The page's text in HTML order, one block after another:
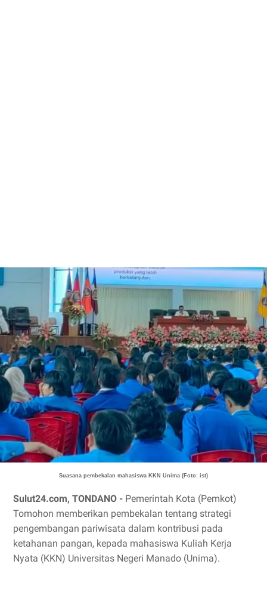
Suasana pembekalan mahasiswa KKN Unima (Foto: ist)
Sulut24.com, TONDANO - Pemerintah Kota (Pemkot)
Tomohon memberikan pembekalan tentang strategi
pengembangan pariwisata dalam kontribusi pada
ketahanan pangan, kepada mahasiswa Kuliah Kerja
Nyata (KKN) Universitas Negeri Manado (Unima).